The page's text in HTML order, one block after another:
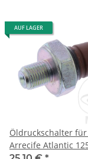
AUF LAGER
Öldruckschalter
Arrecife Atlantic